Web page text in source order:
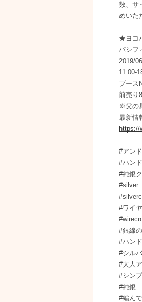
数、サ
めいた
★ヨコ
パシフ
2019/
11:00-
ブース
前売り
※父の
最新情
https://
#アン
#ハン
#純銀
#silver
#ワイ
#銀線
#ハン
#シル
#大人
#シン
#純銀
#編ん